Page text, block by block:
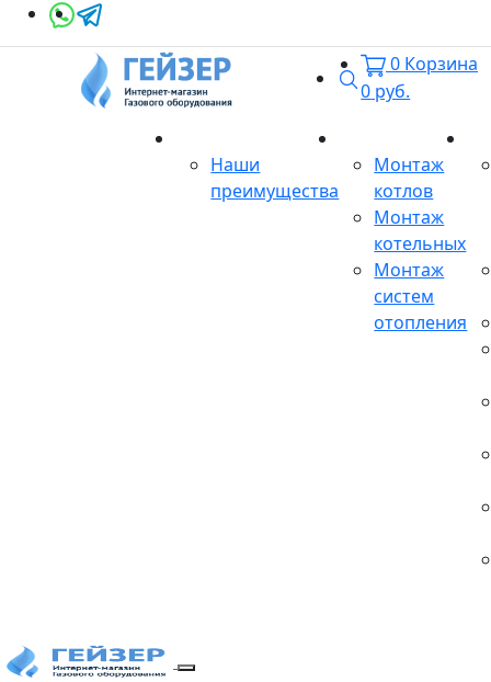
Поиск
0 Корзина
0 руб.
Наши
преимущества
Монтаж
котлов
Монтаж
котельных
Монтаж
систем
отопления